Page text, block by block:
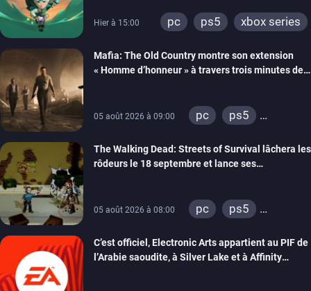
Hier à 15:00 pc ps5 xbox series
Mafia: The Old Country montre son extension
« Homme d’honneur » à travers trois minutes de
05 août 2026 à 09:00 pc
ps5
The Walking Dead: Streets of Survival lâchera les
rôdeurs le 18 septembre et lance ses
05 août 2026 à 08:00 pc
ps5
switch
switch 2
C’est officiel, Electronic Arts appartient au PIF de
l’Arabie saoudite, à Silver Lake et à Affinity